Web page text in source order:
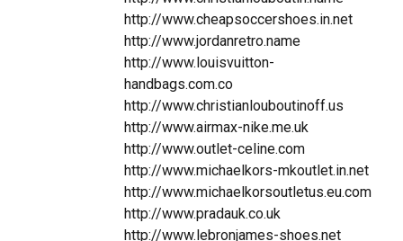
http://www.cheapsoccershoes.in.net
http://www.jordanretro.name
http://www.louisvuitton-
handbags.com.co
http://www.christianlouboutinoff.us
http://www.airmax-nike.me.uk
http://www.outlet-celine.com
http://www.michaelkors-mkoutlet.in.net
http://www.michaelkorsoutletus.eu.com
http://www.pradauk.co.uk
http://www.lebronjames-shoes.net